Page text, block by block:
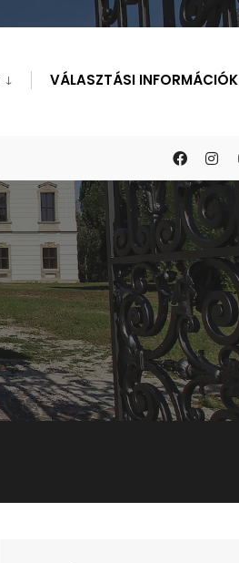
VÁLASZTÁSI INFORMÁCIÓK